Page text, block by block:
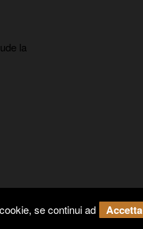
la
se continui ad
Accetta